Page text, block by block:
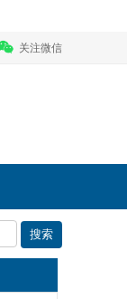
关注微信